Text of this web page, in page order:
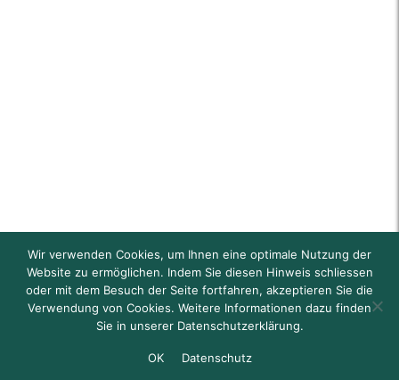
Wir verwenden Cookies, um Ihnen eine optimale Nutzung der
Website zu ermöglichen. Indem Sie diesen Hinweis schliessen
oder mit dem Besuch der Seite fortfahren, akzeptieren Sie die
Verwendung von Cookies. Weitere Informationen dazu finden
Sie in unserer Datenschutzerklärung.
OK Datenschutz